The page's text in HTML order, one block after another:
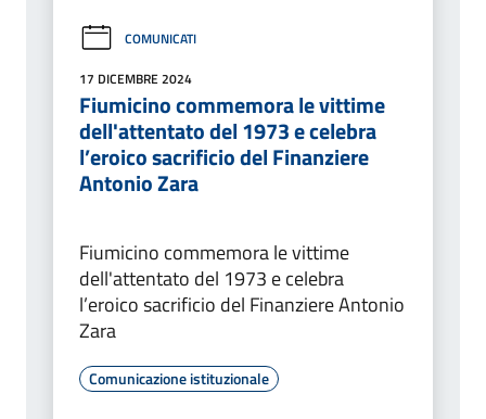
COMUNICATI
17 DICEMBRE 2024
Fiumicino commemora le vittime
dell'attentato del 1973 e celebra
l’eroico sacrificio del Finanziere
Antonio Zara
Fiumicino commemora le vittime
dell'attentato del 1973 e celebra
l’eroico sacrificio del Finanziere Antonio
Zara
Comunicazione istituzionale